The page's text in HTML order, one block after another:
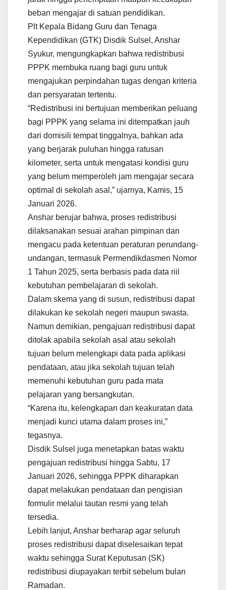
beban mengajar di satuan pendidikan.
Plt Kepala Bidang Guru dan Tenaga
Kependidikan (GTK) Disdik Sulsel, Anshar
Syukur, mengungkapkan bahwa redistribusi
PPPK membuka ruang bagi guru untuk
mengajukan perpindahan tugas dengan kriteria
dan persyaratan tertentu.
“Redistribusi ini bertujuan memberikan peluang
bagi PPPK yang selama ini ditempatkan jauh
dari domisili tempat tinggalnya, bahkan ada
yang berjarak puluhan hingga ratusan
kilometer, serta untuk mengatasi kondisi guru
yang belum memperoleh jam mengajar secara
optimal di sekolah asal,” ujarnya, Kamis, 15
Januari 2026.
Anshar berujar bahwa, proses redistribusi
dilaksanakan sesuai arahan pimpinan dan
mengacu pada ketentuan peraturan perundang-
undangan, termasuk Permendikdasmen Nomor
1 Tahun 2025, serta berbasis pada data riil
kebutuhan pembelajaran di sekolah.
Dalam skema yang di susun, redistribusi dapat
dilakukan ke sekolah negeri maupun swasta.
Namun demikian, pengajuan redistribusi dapat
ditolak apabila sekolah asal atau sekolah
tujuan belum melengkapi data pada aplikasi
pendataan, atau jika sekolah tujuan telah
memenuhi kebutuhan guru pada mata
pelajaran yang bersangkutan.
“Karena itu, kelengkapan dan keakuratan data
menjadi kunci utama dalam proses ini,”
tegasnya.
Disdik Sulsel juga menetapkan batas waktu
pengajuan redistribusi hingga Sabtu, 17
Januari 2026, sehingga PPPK diharapkan
dapat melakukan pendataan dan pengisian
formulir melalui tautan resmi yang telah
tersedia.
Lebih lanjut, Anshar berharap agar seluruh
proses redistribusi dapat diselesaikan tepat
waktu sehingga Surat Keputusan (SK)
redistribusi diupayakan terbit sebelum bulan
Ramadan.